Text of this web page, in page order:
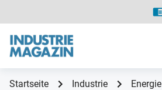
Startseite Industrie Energie